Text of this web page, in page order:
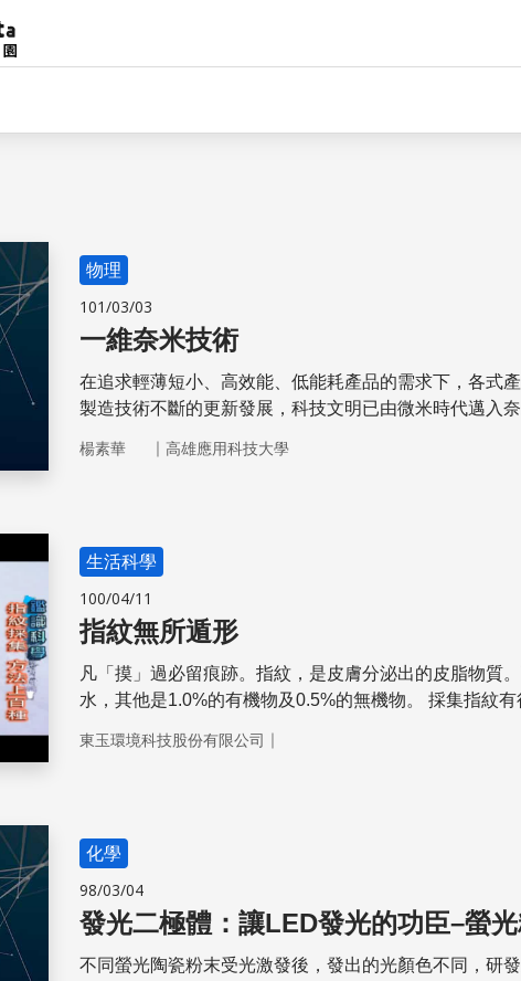
物理
101/03/03
一維奈米技術
在追求輕薄短小、高效能、低能耗產品的需求下，各式
製造技術不斷的更新發展，科技文明已由微米時代邁入
究和製備的過程中面臨非常大的挑戰。
楊素華 ｜ 高雄應用科技大學
生活科學
100/04/11
指紋無所遁形
凡「摸」過必留痕跡。指紋，是皮膚分泌出的皮脂物質
水，其他是1.0%的有機物及0.5%的無機物。 採集指紋有很多方法。例如在彩色
見。像紙張等吸水性物體，浸泡在「寧海德林」溶液中，
東玉環境科技股份有限公司 ｜
化學
98/03/04
發光二極體：讓LED發光的功臣–螢
不同螢光陶瓷粉末受光激發後，發出的光顏色不同，研